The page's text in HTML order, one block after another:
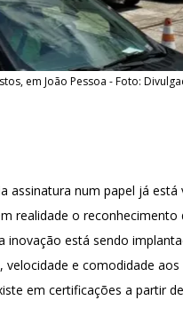
em João Pessoa - Foto:
assinatura num papel já está
realidade o
inovação está sendo
e comodidade
em certificações a partir